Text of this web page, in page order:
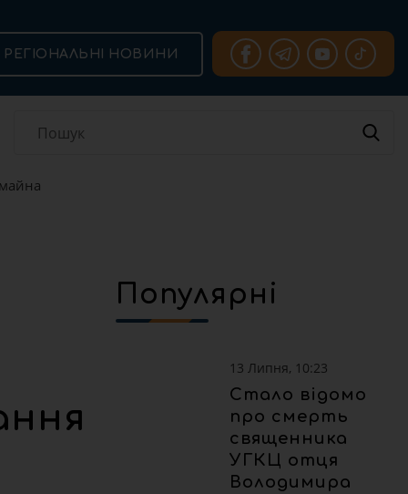
РЕГІОНАЛЬНІ НОВИНИ
Популярні
13 Липня, 10:23
Стало відомо
про смерть
священника
УГКЦ отця
Володимира